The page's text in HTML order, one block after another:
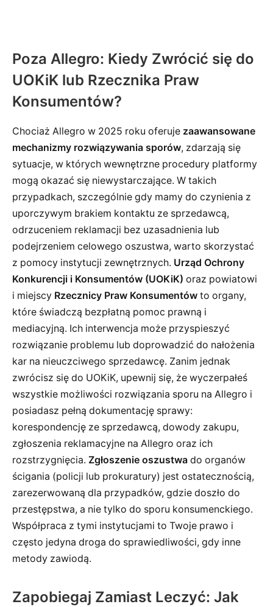
Poza Allegro: Kiedy Zwrócić się do
UOKiK lub Rzecznika Praw
Konsumentów?
Chociaż Allegro w 2025 roku oferuje zaawansowane
mechanizmy rozwiązywania sporów, zdarzają się
sytuacje, w których wewnętrzne procedury platformy
mogą okazać się niewystarczające. W takich
przypadkach, szczególnie gdy mamy do czynienia z
uporczywym brakiem kontaktu ze sprzedawcą,
odrzuceniem reklamacji bez uzasadnienia lub
podejrzeniem celowego oszustwa, warto skorzystać
z pomocy instytucji zewnętrznych. Urząd Ochrony
Konkurencji i Konsumentów (UOKiK) oraz powiatowi
i miejscy Rzecznicy Praw Konsumentów to organy,
które świadczą bezpłatną pomoc prawną i
mediacyjną. Ich interwencja może przyspieszyć
rozwiązanie problemu lub doprowadzić do nałożenia
kar na nieuczciwego sprzedawcę. Zanim jednak
zwrócisz się do UOKiK, upewnij się, że wyczerpałeś
wszystkie możliwości rozwiązania sporu na Allegro i
posiadasz pełną dokumentację sprawy:
korespondencję ze sprzedawcą, dowody zakupu,
zgłoszenia reklamacyjne na Allegro oraz ich
rozstrzygnięcia. Zgłoszenie oszustwa do organów
ścigania (policji lub prokuratury) jest ostatecznością,
zarezerwowaną dla przypadków, gdzie doszło do
przestępstwa, a nie tylko do sporu konsumenckiego.
Współpraca z tymi instytucjami to Twoje prawo i
często jedyna droga do sprawiedliwości, gdy inne
metody zawiodą.
Zapobiegaj Zamiast Leczyć: Jak